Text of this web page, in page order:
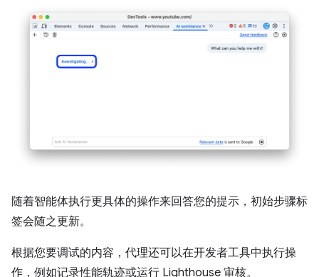
随着智能体执行更具体的操作来回答您的提示，初始步骤标
签会随之更新。
根据您要调试的内容，代理还可以在开发者工具中执行操
作，例如记录性能轨迹或运行 Lighthouse 审核。